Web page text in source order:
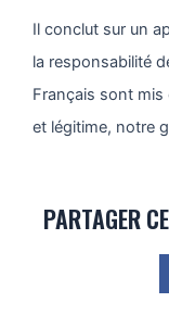
Il conclut sur un
la responsabilité
Français sont
et légitime, notre
PARTAGER